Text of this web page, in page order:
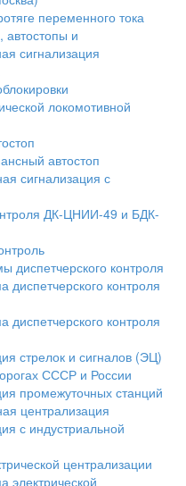
переменного тока
автостопы и
сигнализация
локомотивной
автостоп
сигнализация с
ДК-ЦНИИ-49 и БДК-
диспетчерского контроля
диспетчерского контроля
диспетчерского контроля
стрелок и сигналов (ЭЦ)
СССР и России
промежуточных станций
централизация
с индустриальной
централизации
электрической